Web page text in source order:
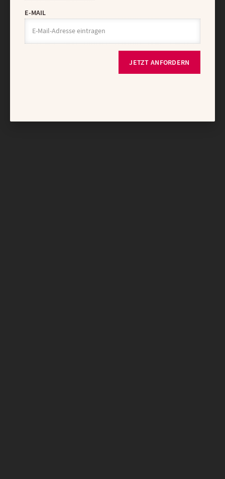
E-MAIL
JETZT ANFORDERN